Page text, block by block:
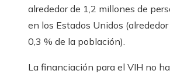
alrededor de 1,2 millones de
en los Estados Unidos (alrededor
0,3 % de la población).
La financiación para el VIH no ha